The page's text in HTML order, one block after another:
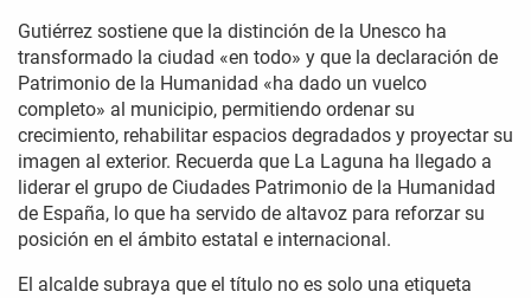
Gutiérrez sostiene que la distinción de la Unesco ha
transformado la ciudad «en todo» y que la declaración de
Patrimonio de la Humanidad «ha dado un vuelco
completo» al municipio, permitiendo ordenar su
crecimiento, rehabilitar espacios degradados y proyectar su
imagen al exterior. Recuerda que La Laguna ha llegado a
liderar el grupo de Ciudades Patrimonio de la Humanidad
de España, lo que ha servido de altavoz para reforzar su
posición en el ámbito estatal e internacional.
El alcalde subraya que el título no es solo una etiqueta